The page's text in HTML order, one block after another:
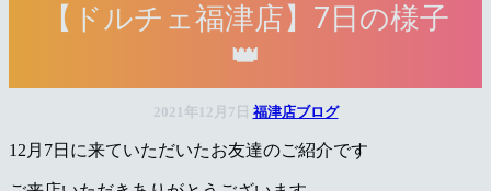
（福
【ドルチェ福津店】7日の様子
👑
2021年12月7日 福津店ブログ
12月7日に来ていただいたお友達のご紹介です